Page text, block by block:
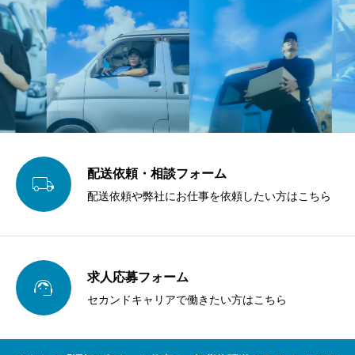
 配送依頼・相談フォーム
配送依頼や弊社にお仕事を依頼したい方はこちら
 求人応募フォーム
セカンドキャリアで働きたい方はこちら